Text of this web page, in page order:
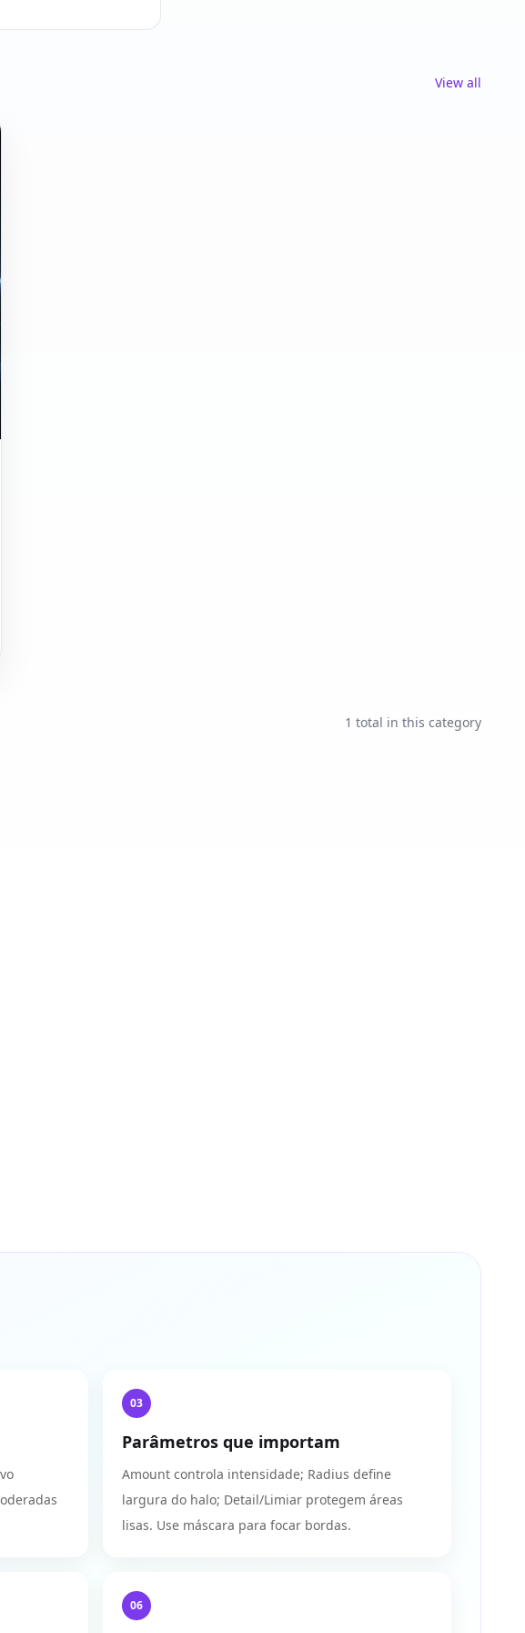
View all
1 total in this category
03
Parâmetros que importam
Amount controla intensidade; Radius define
largura do halo; Detail/Limiar protegem áreas
lisas. Use máscara para focar bordas.
06